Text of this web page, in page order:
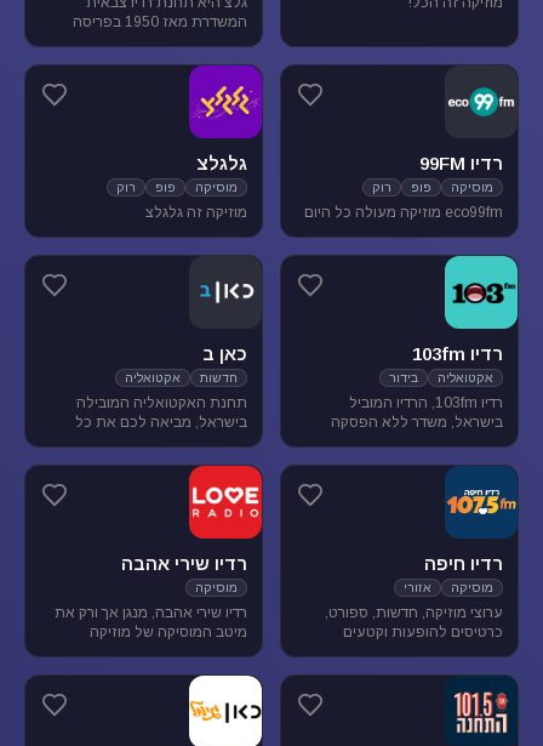
המשדרת מאז 1950 בפריסה
חדשות, תכניות אקטואליה
ותרבות, מוזיקה ועוד.
רדיו 99FM
מוסיקה פופ רוק
eco99fm מוזיקה מעולה כל היום
גלגלצ
מוסיקה פופ רוק
מוזיקה זה גלגלצ
רדיו 103fm
אקטואליה בידור
רדיו 103fm, הרדיו המוביל
בישראל, משדר ללא הפסקה
וסאטירה, עם מיטב המגישים
והעיתונאים
כאן ב
חדשות אקטואליה
תחנת האקטואליה המובילה
בישראל, מביאה לכם את כל
והפרשנויות, של האירועים שעל
סדר היום הישראלי.
רדיו חיפה
מוסיקה אזורי
ערוצי מוזיקה, חדשות, ספורט,
כרטיסים להופעות וקטעים
רדיו שירי אהבה
מוסיקה
רדיו שירי אהבה, מנגן אך ורק את
מיטב המוסיקה של מוזיקה
והלהקות הטובות של שנות ה-80-